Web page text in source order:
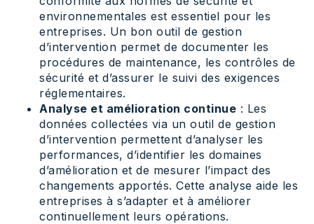
environnementales est essentiel pour les
entreprises. Un bon outil de gestion
d’intervention permet de documenter les
procédures de maintenance, les contrôles de
sécurité et d’assurer le suivi des exigences
réglementaires.
Analyse et amélioration continue : Les
données collectées via un outil de gestion
d’intervention permettent d’analyser les
performances, d’identifier les domaines
d’amélioration et de mesurer l’impact des
changements apportés. Cette analyse aide les
entreprises à s’adapter et à améliorer
continuellement leurs opérations.